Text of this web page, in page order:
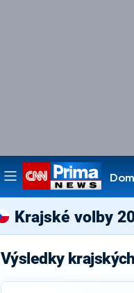
Krajské volby
Výsledky